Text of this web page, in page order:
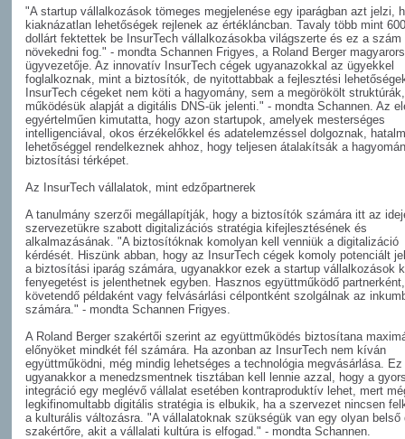
"A startup vállalkozások tömeges megjelenése egy iparágban azt jelzi,
kiaknázatlan lehetőségek rejlenek az értékláncban. Tavaly több mint
dollárt fektettek be InsurTech vállalkozásokba világszerte és ez a szám
növekedni fog." - mondta Schannen Frigyes, a Roland Berger
ügyvezetője. Az innovatív InsurTech cégek ugyanazokkal az ügyekkel
foglalkoznak, mint a biztosítók, de nyitottabbak a fejlesztési
InsurTech cégeket nem köti a hagyomány, sem a megörökölt struktúrák,
működésük alapját a digitális DNS-ük jelenti." - mondta Schannen. Az
egyértelműen kimutatta, hogy azon startupok, amelyek mesterséges
intelligenciával, okos érzékelőkkel és adatelemzéssel dolgoznak,
lehetőséggel rendelkeznek ahhoz, hogy teljesen átalakítsák a
biztosítási térképet.
Az InsurTech vállalatok, mint edzőpartnerek
A tanulmány szerzői megállapítják, hogy a biztosítók számára itt az
szervezetükre szabott digitalizációs stratégia kifejlesztésének és
alkalmazásának. "A biztosítóknak komolyan kell venniük a digitalizáció
kérdését. Hiszünk abban, hogy az InsurTech cégek komoly potenciált
a biztosítási iparág számára, ugyanakkor ezek a startup vállalkozások
fenyegetést is jelenthetnek egyben. Hasznos együttműködő partnerként,
követendő példaként vagy felvásárlási célpontként szolgálnak az
számára." - mondta Schannen Frigyes.
A Roland Berger szakértői szerint az együttműködés biztosítana
előnyöket mindkét fél számára. Ha azonban az InsurTech nem kíván
együttműködni, még mindig lehetséges a technológia megvásárlása. Ez
ugyanakkor a menedzsmentnek tisztában kell lennie azzal, hogy a
integráció egy meglévő vállalat esetében kontraproduktív lehet, mert
legkifinomultabb digitális stratégia is elbukik, ha a szervezet nincsen
a kulturális változásra. "A vállalatoknak szükségük van egy olyan belső
szakértőre, akit a vállalati kultúra is elfogad." - mondta Schannen.